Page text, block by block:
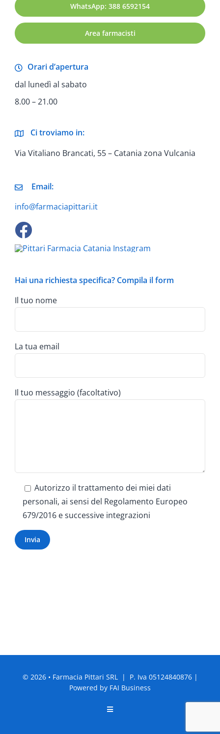
WhatsApp: 388 6592154
Area farmacisti
Orari d’apertura
dal lunedì al sabato
8.00 – 21.00
Ci troviamo in:
Via Vitaliano Brancati, 55 – Catania zona Vulcania
Email:
info@farmaciapittari.it
Hai una richiesta specifica? Compila il form
Il tuo nome
La tua email
Il tuo messaggio (facoltativo)
Autorizzo il trattamento dei miei dati
personali, ai sensi del Regolamento Europeo
679/2016 e successive integrazioni
© 2026 • Farmacia Pittari SRL | P. Iva 05124840876 |
Powered by FAI Business
Toggle